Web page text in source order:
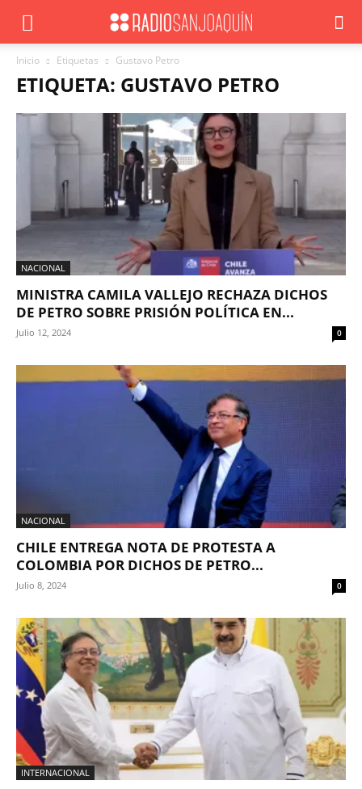
Inicio Etiquetas Gustavo Petro
ETIQUETA: GUSTAVO PETRO
NACIONAL
MINISTRA CAMILA VALLEJO RECHAZA DICHOS
DE PETRO SOBRE PRISIÓN POLÍTICA EN...
Julio 12, 2024 0
NACIONAL
CHILE ENTREGA NOTA DE PROTESTA A
COLOMBIA POR DICHOS DE PETRO...
Julio 8, 2024 0
INTERNACIONAL